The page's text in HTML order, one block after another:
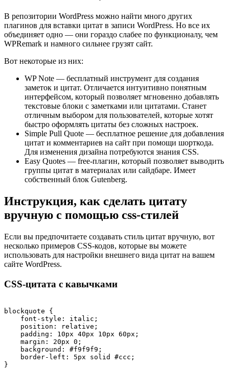
В репозитории WordPress можно найти много других
плагинов для вставки цитат в записи WordPress. Но все их
объединяет одно — они гораздо слабее по функционалу, чем
WPRemark и намного сильнее грузят сайт.
Вот некоторые из них:
WP Note — бесплатный инструмент для создания
заметок и цитат. Отличается интуитивно понятным
интерфейсом, который позволяет мгновенно добавлять
текстовые блоки с заметками или цитатами. Станет
отличным выбором для пользователей, которые хотят
быстро оформлять цитаты без сложных настроек.
Simple Pull Quote — бесплатное решение для добавления
цитат и комментариев на сайт при помощи шорткода.
Для изменения дизайна потребуются знания CSS.
Easy Quotes — free-плагин, который позволяет выводить
группы цитат в материалах или сайдбаре. Имеет
собственный блок Gutenberg.
Инструкция, как сделать цитату
вручную с помощью css-стилей
Если вы предпочитаете создавать стиль цитат вручную, вот
несколько примеров CSS-кодов, которые вы можете
использовать для настройки внешнего вида цитат на вашем
сайте WordPress.
CSS-цитата с кавычками
blockquote {
    font-style: italic;
    position: relative;
    padding: 10px 40px 10px 60px;
    margin: 20px 0;
    background: #f9f9f9;
    border-left: 5px solid #ccc;
}